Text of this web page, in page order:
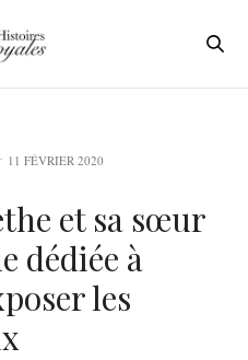
11 FÉVRIER 2020
et sa sœur
dédiée à
les